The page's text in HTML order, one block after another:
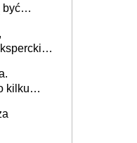
być
-
kilku